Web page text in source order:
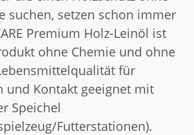
suchen, setzen schon immer
Premium Holz-Leinöl ist
ohne Chemie und ohne
für
und Kontakt geeignet mit
Speichel
Futterstationen).